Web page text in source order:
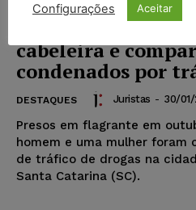
Mulher que
cabeleira e
condenados por
DESTAQUES Juristas - 30/
Presos em flagrante em
homem e uma mulher foram
de tráfico de drogas na
Santa Catarina (SC).
Configurações Aceitar